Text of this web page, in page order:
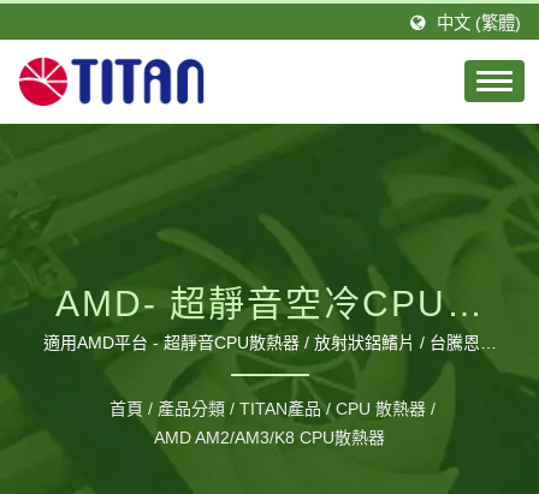
中文 (繁體)
AMD- 超靜音空冷CPU鋁
擠散熱器 / 9公分圓框風扇
/高密度鋁擠散熱片 /
TDP104-110W
適用AMD平台 - 超靜音CPU散熱器 / 放射狀鋁鰭片 / 台騰恩科
技有限公司是由一群積極且具有專業技術的團隊所組成。
TITAN的總公司設立於台灣，分公司則設立於德國，並在大陸
廣東省擁有1間工廠，佔地約20,000平方公尺以及約460位員
首頁 / 產品分類 / TITAN產品 / CPU 散熱器 /
AMD AM2/AM3/K8 CPU散熱器